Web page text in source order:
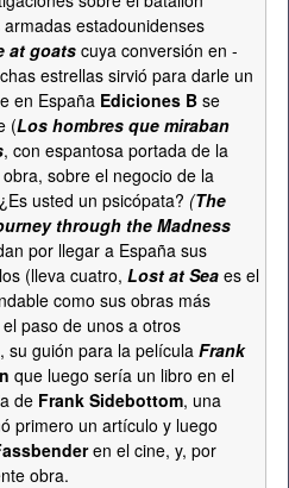
estadounidenses
at goats cuya conversión en -
estrellas sirvió para darle un
en España Ediciones B se
(Los hombres que miraban
, con espantosa portada de la
sobre el negocio de la
usted un psicópata? (The
through the Madness
por llegar a España sus
(lleva cuatro, Lost at Sea es el
como sus obras más
paso de unos a otros
su guión para la película Frank
que luego sería un libro en el
de Frank Sidebottom, una
primero un artículo y luego
en el cine, y, por
obra.